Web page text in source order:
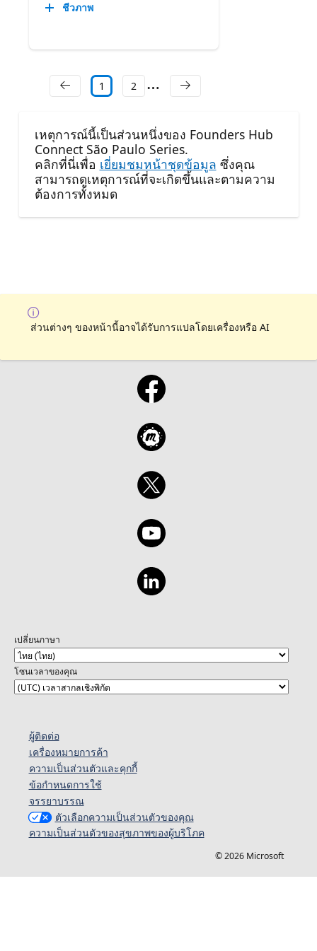
ชีวภาพ
1 2
เหตุการณ์นี้เป็นส่วนหนึ่งของ Founders Hub
Connect São Paulo Series.
คลิกที่นี่เพื่อ เยี่ยมชมหน้าชุดข้อมูล ซึ่งคุณ
สามารถดูเหตุการณ์ที่จะเกิดขึ้นและตามความ
ต้องการทั้งหมด
ส่วนต่างๆ ของหน้านี้อาจได้รับการแปลโดยเครื่องหรือ AI
เปลี่ยนภาษา
โซนเวลาของคุณ
ผู้ติดต่อ
เครื่องหมายการค้า
ความเป็นส่วนตัวและคุกกี้
ข้อกำหนดการใช้
จรรยาบรรณ
ตัวเลือกความเป็นส่วนตัวของคุณ
ความเป็นส่วนตัวของสุขภาพของผู้บริโภค
© 2026 Microsoft